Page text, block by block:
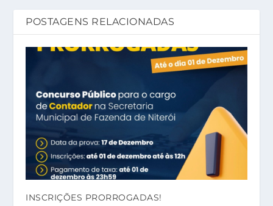
POSTAGENS RELACIONADAS
INSCRIÇÕES PRORROGADAS!